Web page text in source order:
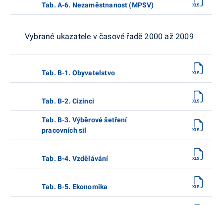
Tab. A-6. Nezaměstnanost (MPSV)
Vybrané ukazatele v časové řadě 2000 až 2009
Tab. B-1. Obyvatelstvo
Tab. B-2. Cizinci
Tab. B-3. Výběrové šetření
pracovních sil
Tab. B-4. Vzdělávání
Tab. B-5. Ekonomika